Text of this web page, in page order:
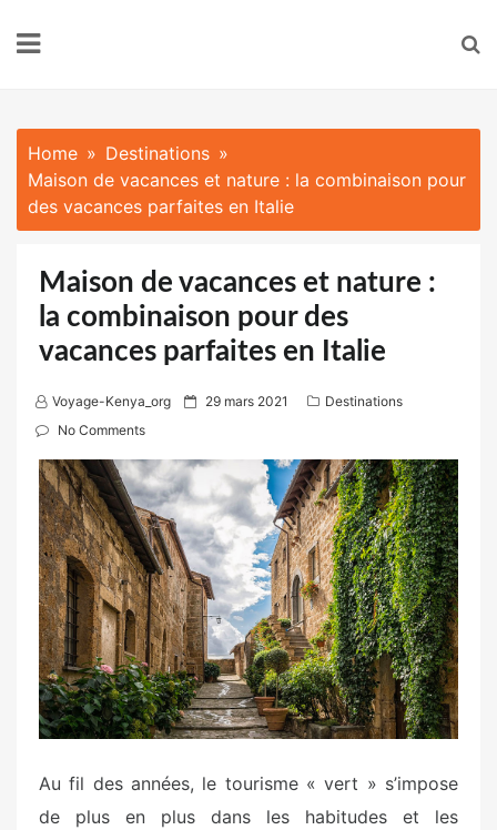
Home
Destinations
Maison de vacances et nature : la combinaison pour
des vacances parfaites en Italie
Maison de vacances et nature :
la combinaison pour des
vacances parfaites en Italie
Voyage-Kenya_org
P
e
d
o
n
29 mars 2021
Destinations
No Comments
Au fil des années, le tourisme « vert » s’impose
de plus en plus dans les habitudes et les